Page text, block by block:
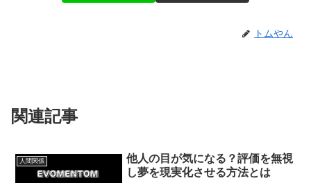
トムやん
関連記事
人間関係
他人の目が気になる？評価を無視
し夢を現実化させる方法とは